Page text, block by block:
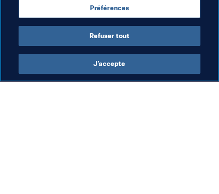
Organisation
Préférences
Refuser tout
J’accepte